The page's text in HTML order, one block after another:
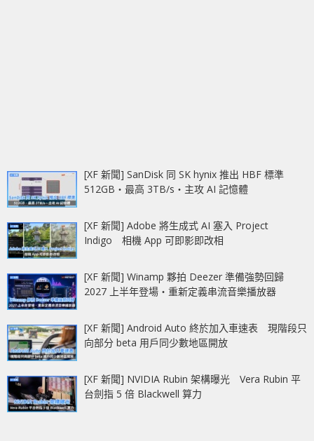
[XF 新聞] SanDisk 同 SK hynix 推出 HBF 標準
512GB‧最高 3TB/s‧主攻 AI 記憶體
[XF 新聞] Adobe 將生成式 AI 塞入 Project
Indigo 相機 App 可即影即改相
[XF 新聞] Winamp 夥拍 Deezer 準備強勢回歸
2027 上半年登場‧重新定義串流音樂播放器
[XF 新聞] Android Auto 終於加入車速表 現階段只
向部分 beta 用戶同少數地區開放
[XF 新聞] NVIDIA Rubin 架構曝光 Vera Rubin 平
台劍指 5 倍 Blackwell 算力